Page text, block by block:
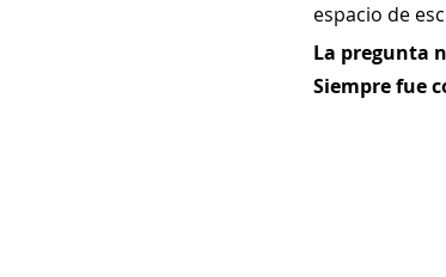
espacio de
La pregunta
Siempre fue